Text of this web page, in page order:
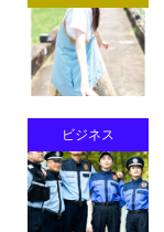
ビジネス